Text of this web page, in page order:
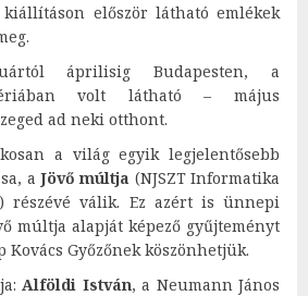
először látható emlékek
áprilisig Budapesten, a
volt látható – május
ad neki otthont.
a világ egyik legjelentősebb
a Jövő múltja (NJSZT Informatika
részévé válik. Ez azért is ünnepi
múltja alapját képező gyűjteményt
Kovács Győzőnek köszönhetjük.
Alföldi István, a Neumann János